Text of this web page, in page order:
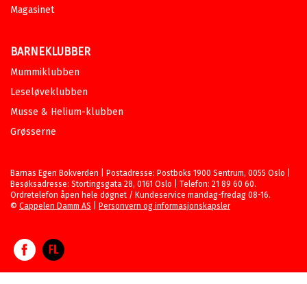
Magasinet
BARNEKLUBBER
Mummiklubben
Leseløveklubben
Musse & Helium-klubben
Grøsserne
Barnas Egen Bokverden | Postadresse: Postboks 1900 Sentrum, 0055 Oslo |
Besøksadresse: Stortingsgata 28, 0161 Oslo | Telefon: 21 89 60 60.
Ordretelefon åpen hele døgnet / Kundeservice mandag-fredag 08-16.
© Cappelen Damm AS Personvern og informasjonskapsler
Facebook